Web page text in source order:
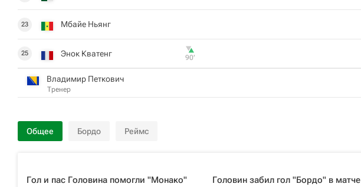
23 Мбайе Ньянг
25 Энок Кватенг 90‎’‎
Владимир Петкович
Тренер
Общее Бордо Реймс
Гол и пас Головина помогли "Монако"
Головин забил гол "Бордо" в матче